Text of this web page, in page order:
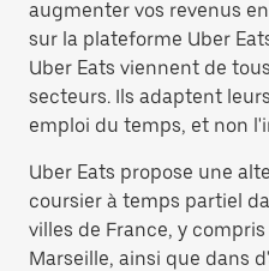
augmenter vos revenus
sur la plateforme Uber
Uber Eats viennent de
secteurs. Ils adaptent
emploi du temps, et non
Uber Eats propose une
coursier à temps partiel
villes de France, y
Marseille, ainsi que dans